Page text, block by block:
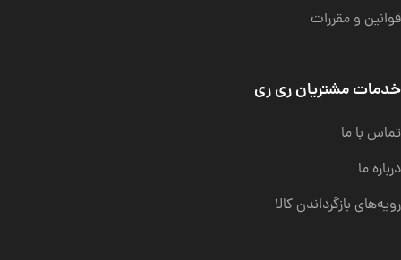
قوانین و مقررات
خدمات مشتریان ری ری
تماس با ما
درباره ما
رویه‌های بازگرداندن کالا